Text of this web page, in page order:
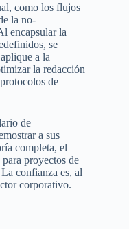
como los flujos
la no-
encapsular la
se
a la
la redacción
de
de
a sus
completa, el
proyectos de
confianza es, al
corporativo.